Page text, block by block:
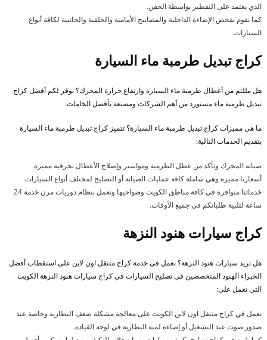
الذي يعتمد على التقطير بواسطة الحقن.
كما نقوم بفحص الإضاءة الداخلية والمصابيح الأمامية والخلفية والجانبية لكافة أنواع
السيارات.
كراج تبديل طرمبة ماء السيارة
هل مللتم من أعطال طرمبة ماء السيارة وارتفاع حرارة المحرك؟ نوفر لكم أفضل كراج
تبديل طرمبة ماء مستورد من أهم الشركات ومصنعة بأفضل الخامات.
ما هي مميزات كراج تبديل طرمبة ماء السيارة؟ تتميز كراج تبديل طرمبة ماء السيارة
بتقديم الخدمات التالية:
صيانة المحرك وتأكد من عطل الطرمبة ومواسير وإصلاح الأعطال بحرفية مميزة.
أسعارنا مميزة وهي شاملة كافة عمليات الصيانة أو التصليح لمختلف أنواع السيارات.
خدماتنا متوافرة في كافة مناطق الكويت وضواحيها ونعمل بنظام دوريات مرن خدمة 24
ساعة لتلبية طلباتكم في جميع الأوقات.
كراج سيارات هنود النزهة
هل تريد سيارات هنود النزهة؟ نعمل في خدمة كراج متنقل اون لاين على استقطاب أفضل
الخبراء الهنود المتخصصين في تصليح السيارات في كراج سيارات هنود النزهة الكويت
التي تعمل على:
نعمل في كراج متنقل اون لاين الكويت على معالجة مشكلة ضعف البطارية وخاصة عند
صدور صوت عند التشغيل أو إضاءة لمبة البطارية في لوحة القيادة.